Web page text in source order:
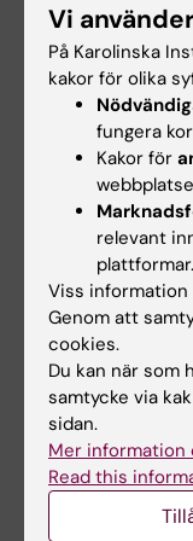
Baldvinsdottir
E; Enblad P;
S; Klurfan P;
Eneling J;
ARTICLE:ACTA
The impact of
after
analysis of a
Engstrom ER;
Alpkvist P;
Hillman J;
Vogelsang A-
ARTICLE:
Adverse
treatment of
prospective
subarachnoid
Baldvinsdottir
Vi
På Karolinska
kakor för olika
fungera
Kakor för
relevant
plattformar.
Viss information
Genom att
cookies.
Du kan när som
samtycke via
sidan.
Mer information
Read this